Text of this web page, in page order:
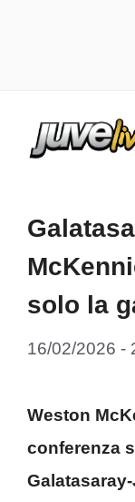
solo la
16/02/2026 -
Weston
conferenza